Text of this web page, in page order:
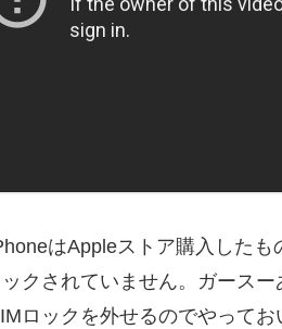
はAppleストア購入した
クされていません。ガース
ロックを外せるのでやって